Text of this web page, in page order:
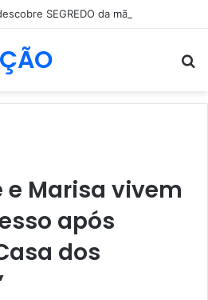
e Marisa vivem
após
dos